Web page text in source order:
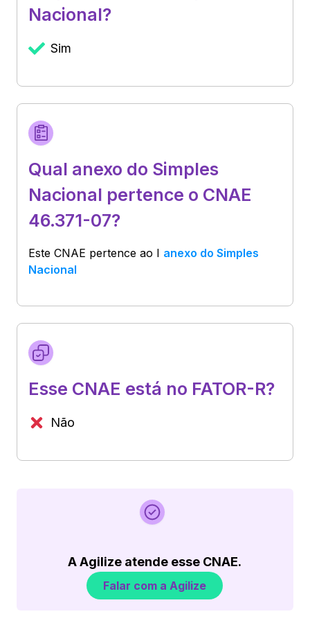
Nacional?
Sim
Qual anexo do Simples
Nacional pertence o CNAE
46.371-07?
Este CNAE pertence ao I anexo do Simples
Nacional
Esse CNAE está no FATOR-R?
Não
A Agilize atende esse CNAE.
Falar com a Agilize